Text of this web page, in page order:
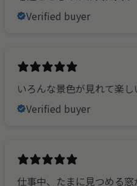
Verified buyer
いろんな景色が見れて楽し
Verified buyer
仕事中、たまに見つめる